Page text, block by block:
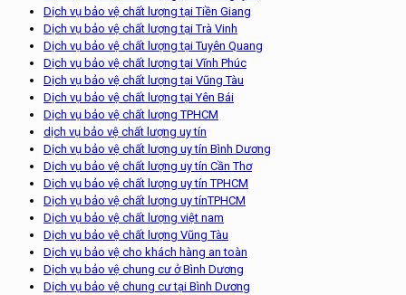
Dịch vụ bảo vệ chất lượng tại Tiền Giang
Dịch vụ bảo vệ chất lượng tại Trà Vinh
Dịch vụ bảo vệ chất lượng tại Tuyên Quang
Dịch vụ bảo vệ chất lượng tại Vĩnh Phúc
Dịch vụ bảo vệ chất lượng tại Vũng Tàu
Dịch vụ bảo vệ chất lượng tại Yên Bái
Dịch vụ bảo vệ chất lượng TPHCM
dịch vụ bảo vệ chất lượng uy tín
Dịch vụ bảo vệ chất lượng uy tín Bình Dương
Dịch vụ bảo vệ chất lượng uy tín Cần Thơ
Dịch vụ bảo vệ chất lượng uy tín TPHCM
Dịch vụ bảo vệ chất lượng uy tínTPHCM
Dịch vụ bảo vệ chất lượng việt nam
Dịch vụ bảo vệ chất lượng Vũng Tàu
Dịch vụ bảo vệ cho khách hàng an toàn
Dịch vụ bảo vệ chung cư ở Bình Dương
Dịch vụ bảo vệ chung cư tại Bình Dương